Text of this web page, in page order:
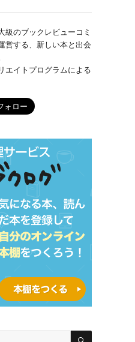
級のブックレビューコミ
営する、新しい本と出会
エイトプログラムによる
検